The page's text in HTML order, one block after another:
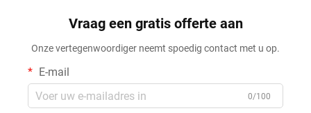
gebreid polyester-
sportsets, yogakleding en
ondergoed
van polyester en spandex,
sportkleding, yogakleding en
Vraag een gratis offerte aan
Onze vertegenwoordiger neemt spoedig contact met u op.
E-mail
0/100